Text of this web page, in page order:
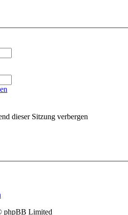
dieser Sitzung verbergen
phpBB Limited